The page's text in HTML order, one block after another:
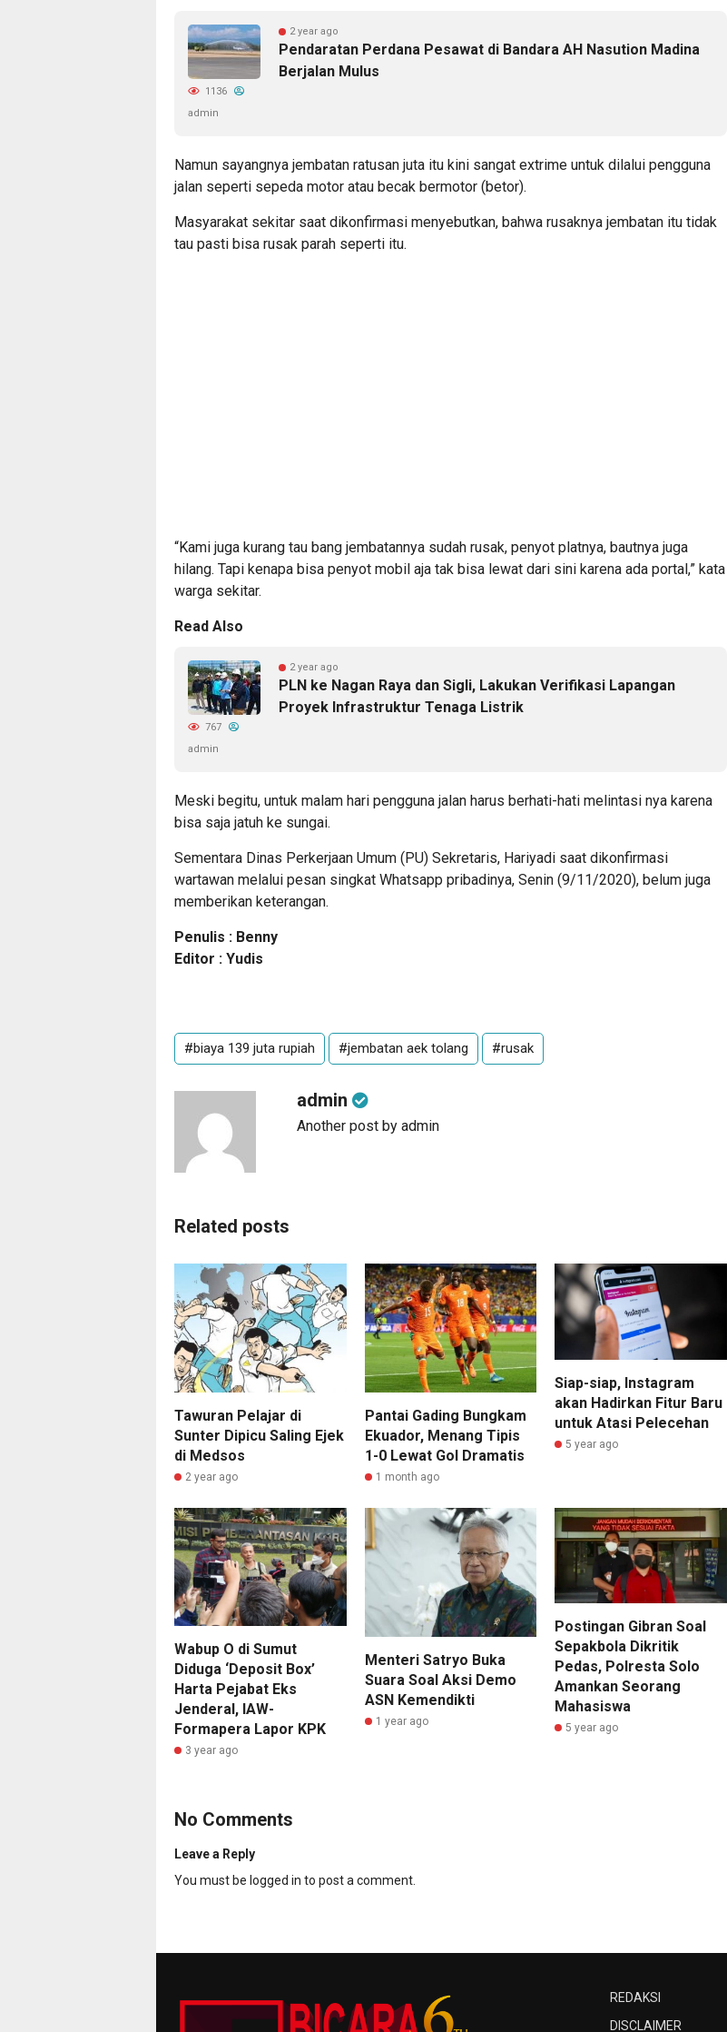
2 year ago
Pendaratan Perdana Pesawat di Bandara AH Nasution Madina
Berjalan Mulus
1136
admin
Namun sayangnya jembatan ratusan juta itu kini sangat extrime untuk dilalui pengguna
jalan seperti sepeda motor atau becak bermotor (betor).
Masyarakat sekitar saat dikonfirmasi menyebutkan, bahwa rusaknya jembatan itu tidak
tau pasti bisa rusak parah seperti itu.
“Kami juga kurang tau bang jembatannya sudah rusak, penyot platnya, bautnya juga
hilang. Tapi kenapa bisa penyot mobil aja tak bisa lewat dari sini karena ada portal,” kata
warga sekitar.
Read Also
2 year ago
PLN ke Nagan Raya dan Sigli, Lakukan Verifikasi Lapangan
Proyek Infrastruktur Tenaga Listrik
767
admin
Meski begitu, untuk malam hari pengguna jalan harus berhati-hati melintasi nya karena
bisa saja jatuh ke sungai.
Sementara Dinas Perkerjaan Umum (PU) Sekretaris, Hariyadi saat dikonfirmasi
wartawan melalui pesan singkat Whatsapp pribadinya, Senin (9/11/2020), belum juga
memberikan keterangan.
Penulis : Benny
Editor : Yudis
#biaya 139 juta rupiah #jembatan aek tolang #rusak
admin
Another post by admin
Related posts
Tawuran Pelajar di
Sunter Dipicu Saling Ejek
di Medsos
2 year ago
Pantai Gading Bungkam
Ekuador, Menang Tipis
1-0 Lewat Gol Dramatis
1 month ago
Siap-siap, Instagram
akan Hadirkan Fitur Baru
untuk Atasi Pelecehan
5 year ago
Wabup O di Sumut
Diduga ‘Deposit Box’
Harta Pejabat Eks
Jenderal, IAW-
Formapera Lapor KPK
3 year ago
Menteri Satryo Buka
Suara Soal Aksi Demo
ASN Kemendikti
1 year ago
Postingan Gibran Soal
Sepakbola Dikritik
Pedas, Polresta Solo
Amankan Seorang
Mahasiswa
5 year ago
No Comments
Leave a Reply
You must be logged in to post a comment.
REDAKSI
DISCLAIMER